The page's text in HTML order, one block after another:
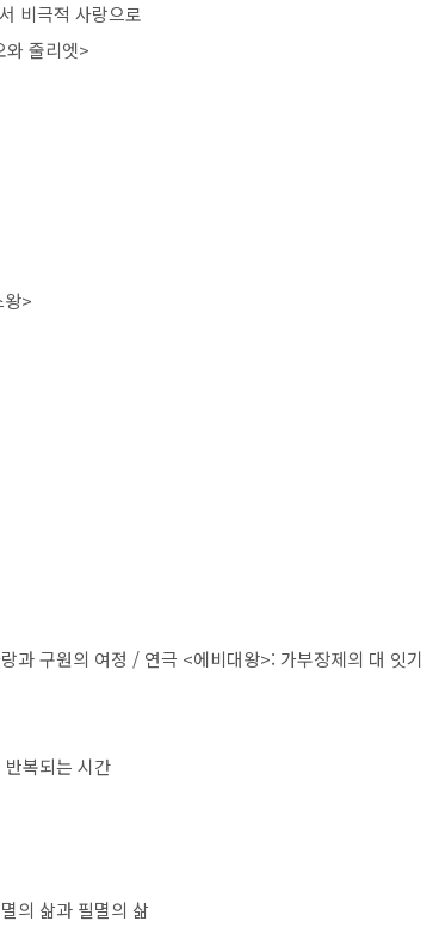
비극적 사랑으로
와 줄리엣>
왕>
과 구원의 여정 / 연극 <에비대왕>: 가부장제의 대 잇기
반복되는 시간
의 삶과 필멸의 삶